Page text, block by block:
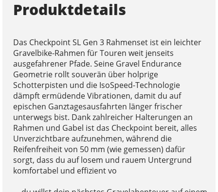
Produktdetails
Das Checkpoint SL Gen 3 Rahmenset ist ein leichter
Gravelbike-Rahmen für Touren weit jenseits
ausgefahrener Pfade. Seine Gravel Endurance
Geometrie rollt souverän über holprige
Schotterpisten und die IsoSpeed-Technologie
dämpft ermüdende Vibrationen, damit du auf
epischen Ganztagesausfahrten länger frischer
unterwegs bist. Dank zahlreicher Halterungen an
Rahmen und Gabel ist das Checkpoint bereit, alles
Unverzichtbare aufzunehmen, während die
Reifenfreiheit von 50 mm (wie gemessen) dafür
sorgt, dass du auf losem und rauem Untergrund
komfortabel und effizient vo